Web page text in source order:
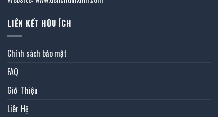
LIÊN KẾT HỮU ÍCH
Chính sách bảo mật
FAQ
Giới Thiệu
Liên Hệ